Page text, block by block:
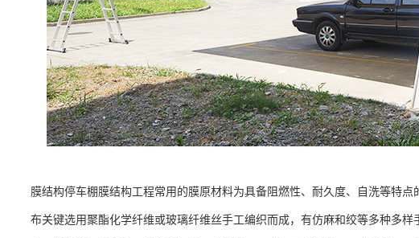
膜结构停车棚膜结构工程常用的膜原材料为具备阻燃性、耐久度、自洗等特
布关键选用聚酯化学纤维或玻璃纤维丝手工编织而成，有仿麻和绞等多种多